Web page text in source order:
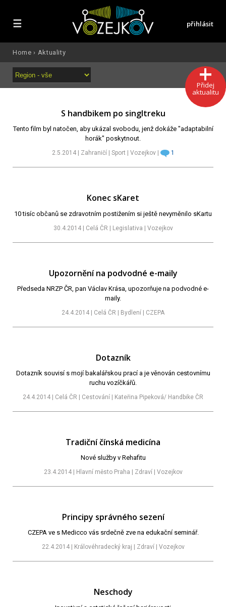
☰ přihlásit
Přidej
aktualitu
Home › Aktuality
S handbikem po singltreku
Tento film byl natočen, aby ukázal svobodu, jenž dokáže "adaptabilní
horák" poskytnout.
2.5.2014 | Zahraničí | Sport | Vozejkov | 1
Konec sKaret
10 tisíc občanů se zdravotním postižením si ještě nevyměnilo sKartu
30.4.2014 | Celá ČR | Legislativa | Vozejkov
Upozornění na podvodné e-maily
Předseda NRZP ČR, pan Václav Krása, upozorňuje na podvodné e-
maily.
24.4.2014 | Celá ČR | Bydlení | CZEPA
Dotazník
Dotazník souvisí s mojí bakalářskou prací a je věnován cestovnímu
ruchu vozíčkářů.
24.4.2014 | Celá ČR | Cestování | Kateřina Pipeková/ Handbike ČR
Tradiční čínská medicína
Nové služby v Rehafitu
23.4.2014 | Hlavní město Praha | Zdraví | Vozejkov
Principy správného sezení
CZEPA ve s Medicco vás srdečně zve na edukační seminář.
22.4.2014 | Královéhradecký kraj | Zdraví | Vozejkov
Neschody